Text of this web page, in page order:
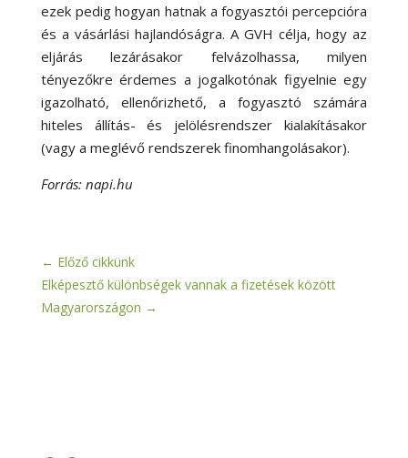
ezek pedig hogyan hatnak a fogyasztói percepcióra
és a vásárlási hajlandóságra. A GVH célja, hogy az
eljárás lezárásakor felvázolhassa, milyen
tényezőkre érdemes a jogalkotónak figyelnie egy
igazolható, ellenőrizhető, a fogyasztó számára
hiteles állítás- és jelölésrendszer kialakításakor
(vagy a meglévő rendszerek finomhangolásakor).
Forrás: napi.hu
← Előző cikkünk
Elképesztő különbségek vannak a fizetések között
Magyarországon →